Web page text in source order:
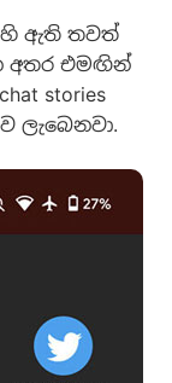
හි ඇති තවත්
අතර එමඟින්
stories
ලැබෙනවා.